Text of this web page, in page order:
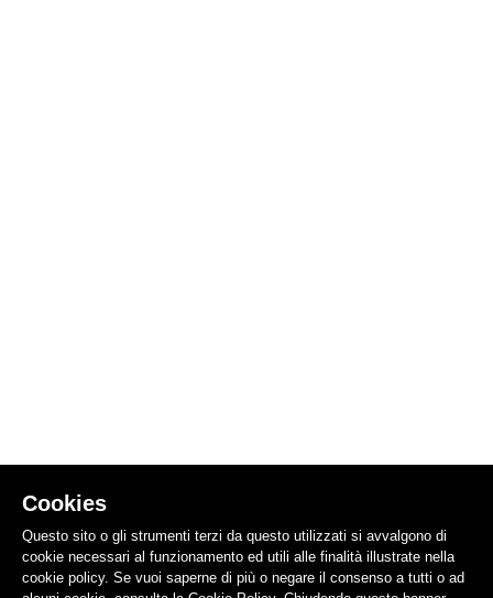
Cookies
Questo sito o gli strumenti terzi da questo utilizzati si avvalgono di
cookie necessari al funzionamento ed utili alle finalità illustrate nella
cookie policy. Se vuoi saperne di più o negare il consenso a tutti o ad